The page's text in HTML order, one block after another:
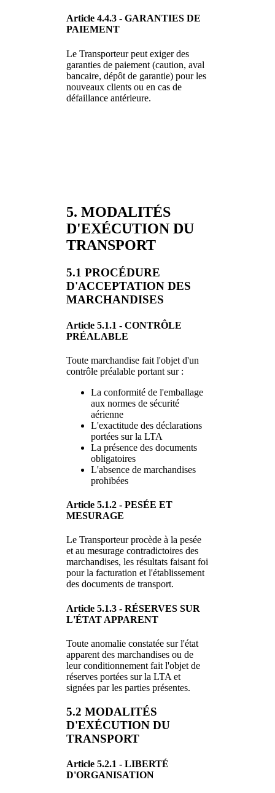
Article 4.4.3 - GARANTIES DE
PAIEMENT
Le Transporteur peut exiger des
garanties de paiement (caution, aval
bancaire, dépôt de garantie) pour les
nouveaux clients ou en cas de
défaillance antérieure.
5. MODALITÉS
D'EXÉCUTION DU
TRANSPORT
5.1 PROCÉDURE
D'ACCEPTATION DES
MARCHANDISES
Article 5.1.1 - CONTRÔLE
PRÉALABLE
Toute marchandise fait l'objet d'un
contrôle préalable portant sur :
La conformité de l'emballage
aux normes de sécurité
aérienne
L'exactitude des déclarations
portées sur la LTA
La présence des documents
obligatoires
L'absence de marchandises
prohibées
Article 5.1.2 - PESÉE ET
MESURAGE
Le Transporteur procède à la pesée
et au mesurage contradictoires des
marchandises, les résultats faisant foi
pour la facturation et l'établissement
des documents de transport.
Article 5.1.3 - RÉSERVES SUR
L'ÉTAT APPARENT
Toute anomalie constatée sur l'état
apparent des marchandises ou de
leur conditionnement fait l'objet de
réserves portées sur la LTA et
signées par les parties présentes.
5.2 MODALITÉS
D'EXÉCUTION DU
TRANSPORT
Article 5.2.1 - LIBERTÉ
D'ORGANISATION